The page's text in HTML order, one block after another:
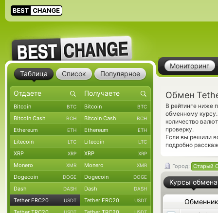
Мониторинг
Обмен
В рейтинге ниже
обменному
количество
проверку.
Если вы решили
подробно
Город: Старый
Курсы обмена
Обменник
Таблица Список Популярное
Bitcoin BTC Bitcoin BTC
Bitcoin Cash BCH Bitcoin Cash BCH
Ethereum ETH Ethereum ETH
Litecoin LTC Litecoin LTC
XRP XRP XRP XRP
Monero XMR Monero XMR
Dogecoin DOGE Dogecoin DOGE
Dash DASH Dash DASH
Tether ERC20 USDT Tether ERC20 USDT